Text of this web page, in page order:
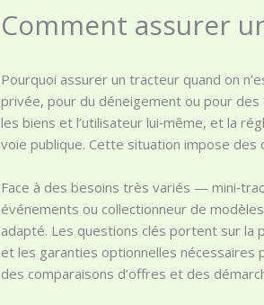
Comment assurer
Pourquoi assurer un tracteur quand on
privée, pour du déneigement ou pour
les biens et l’utilisateur lui‑même, et la
voie publique. Cette situation impose des
Face à des besoins très variés —
événements ou collectionneur de
adapté. Les questions clés portent sur la
et les garanties optionnelles nécessaires
des comparaisons d’offres et des